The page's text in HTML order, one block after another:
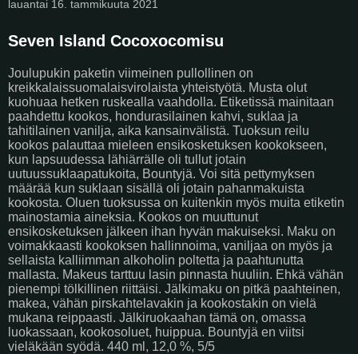
lauantai 16. tammikuuta 2021
Seven Island Cocoxocomisu
Joulupukin paketin viimeinen pullollinen on
kreikkalaissuomalaisvirolaista yhteistyötä. Musta olut
kuohuaa hetken ruskealla vaahdolla. Etiketissä mainitaan
paahdettu kookos, hondurasilainen kahvi, suklaa ja
tahitilainen vanilja, aika kansainvälistä. Tuoksun reilu
kookos palauttaa mieleen ensikosketuksen kookokseen,
kun lapsuudessa lähiärrälle oli tullut jotain
uutuussuklaapatukoita, Bountyjä. Voi sitä pettymyksen
määrää kun suklaan sisällä oli jotain pahanmakuista
kookosta. Oluen tuoksussa on kuitenkin myös muita etiketin
mainostamia aineksia. Kookos on muuttunut
ensikosketuksen jälkeen ihan hyvän makuiseksi. Maku on
voimakkaasti kookoksen hallinnoima, vaniljaa on myös ja
sellaista kalliimman alkoholin poltetta ja paahtunutta
mallasta. Makeus tarttuu lasin pinnasta huuliin. Ehkä vähän
pienempi tölkillinen riittäisi. Jälkimaku on pitkä paahteinen,
makea, vähän pirskahtelavakin ja kookostakin on vielä
mukana reippaasti. Jälkiruokaahan tämä on, omassa
luokassaan, kookosoluet, huippua. Bountyjä en viitsi
vieläkään syödä. 440 ml, 12,0 %, 5/5